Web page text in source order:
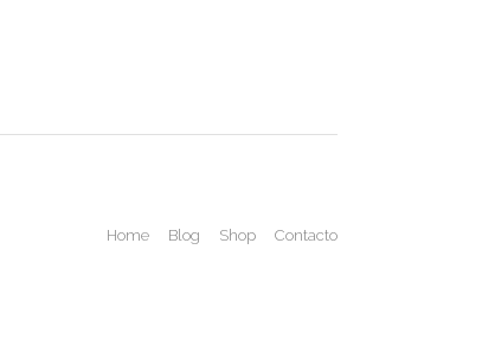
Home Blog Shop Contacto